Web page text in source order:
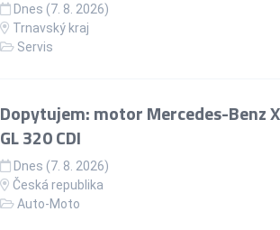
Dnes (7. 8. 2026)
Trnavský kraj
Servis
Dopytujem: motor Mercedes-Benz
GL 320 CDI
Dnes (7. 8. 2026)
Česká republika
Auto-Moto